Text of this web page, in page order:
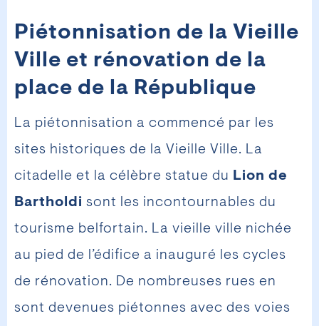
Piétonnisation de la Vieille
Ville et rénovation de la
place de la République
La piétonnisation a commencé par les
sites historiques de la Vieille Ville. La
citadelle et la célèbre statue du Lion de
Bartholdi sont les incontournables du
tourisme belfortain. La vieille ville nichée
au pied de l’édifice a inauguré les cycles
de rénovation. De nombreuses rues en
sont devenues piétonnes avec des voies